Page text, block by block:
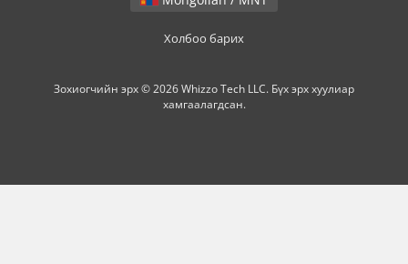
Холбоо барих
Зохиогчийн эрх © 2026 Whizzo Tech LLC. Бүх эрх хуулиар
хамгаалагдсан.